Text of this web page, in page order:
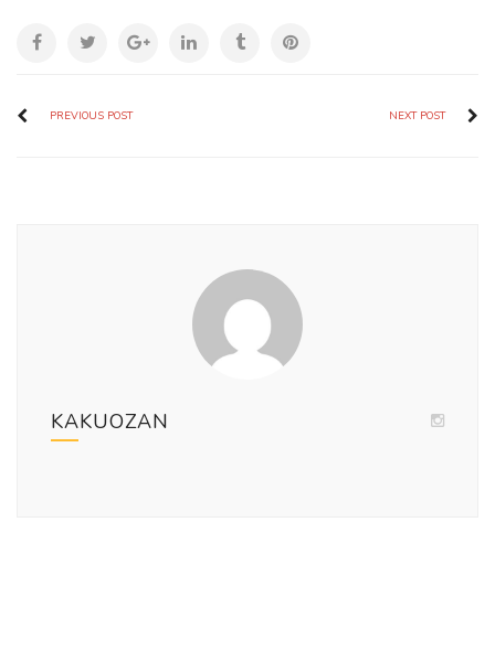
PREVIOUS POST NEXT POST
KAKUOZAN